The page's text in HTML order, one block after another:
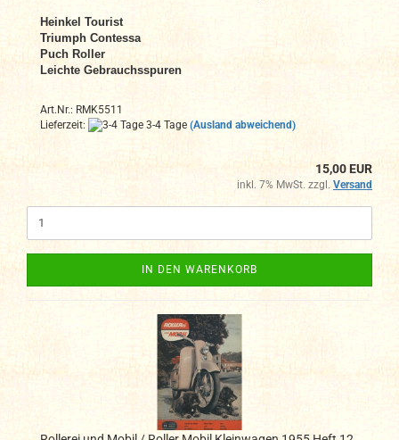
Heinkel Tourist
Triumph Contessa
Puch Roller
Leichte Gebrauchsspuren
Art.Nr.: RMK5511
Lieferzeit:
3-4 Tage (Ausland abweichend)
15,00 EUR
inkl. 7% MwSt. zzgl. Versand
IN DEN WARENKORB